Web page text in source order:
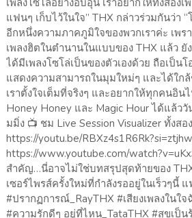
เพลงโซโล่อย่างอบอุ่น เราอยากให้ทั้งสอง
แฟนๆ เก็บไว้ในใจ” THX กล่าวร่วมกันว่า “
อีกหนึ่งความภาคภูมิใจของพวกเราค่ะ เพ
เพลงฮิตในตำนานในแบบของ THX แล้ว
ได้มีเพลงโซโล่เป็นของตัวเองด้วย ถือเป็น
แสดงความสามารถในมุมใหม่ๆ และได้ใ
เราตั้งใจเต็มที่จริงๆ และอยากให้ทุกคนอิน
Honey Honey และ Magic Hour ได้แล้
มมิ่ง 📺 ชม Live Session Visualizer ทั้งสอ
https://youtu.be/
https://www.youtube.com/
สำคัญ…นี่อาจไม่ใช่บทสรุปสุดท้ายของ THX
เซอร์ไพรส์ครั้งใหม่ที่กำลังรออยู่ในเร็วๆนี้
#ปรากฏการณ์_RayTHX #เสียงเพลงในใ
#ความรักดีๆ อยู่ที่ไหน_TataTHX #สุขเป็น